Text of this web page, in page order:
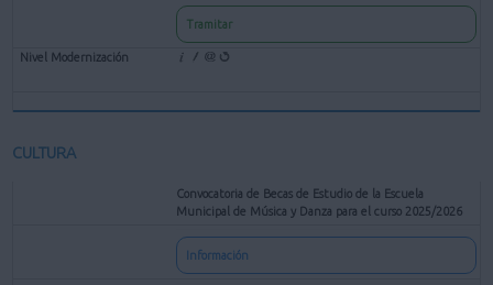
Tramitar
CULTURA
Convocatoria de Becas de Estudio de la Escuela
Municipal de Música y Danza para el curso 2025/2026
Información